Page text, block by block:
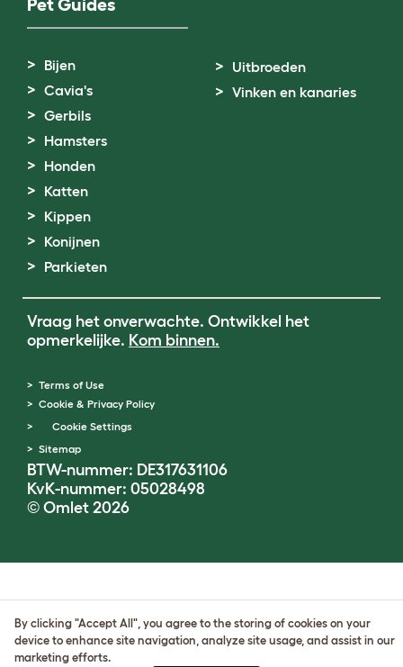
Pet Guides
Bijen
Cavia's
Gerbils
Hamsters
Honden
Katten
Kippen
Konijnen
Parkieten
Uitbroeden
Vinken en kanaries
Vraag het onverwachte. Ontwikkel het
opmerkelijke. Kom binnen.
Terms of Use
Cookie & Privacy Policy
Cookie Settings
Sitemap
BTW-nummer: DE317631106
KvK-nummer: 05028498
© Omlet 2026
By clicking "Accept All", you agree to the storing of cookies on your
device to enhance site navigation, analyze site usage, and assist in our
marketing efforts.